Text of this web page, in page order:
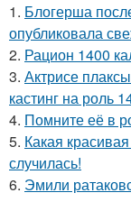
1. Блогерша
опубликовала
2. Рацион 1400
3. Актрисе
кастинг на роль
4. Помните её в
5. Какая
случилась!
6. Эмили